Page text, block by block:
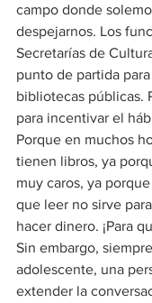
campo donde
despejarnos. Los
Secretarías de
punto de partida
bibliotecas públicas.
para incentivar el
Porque en muchos
tienen libros, ya
muy caros, ya
que leer no sirve
hacer dinero. ¡Para
Sin embargo,
adolescente, una
extender la